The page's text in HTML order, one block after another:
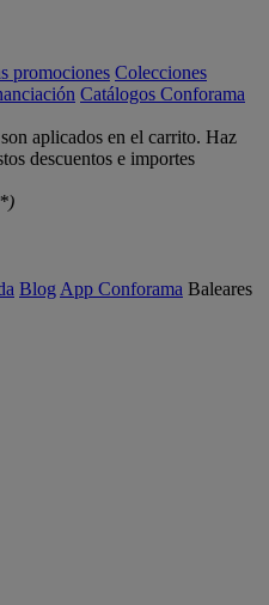
promociones Colecciones
Catálogos Conforama
aplicados en el carrito. Haz
descuentos e importes
Blog App Conforama Baleares